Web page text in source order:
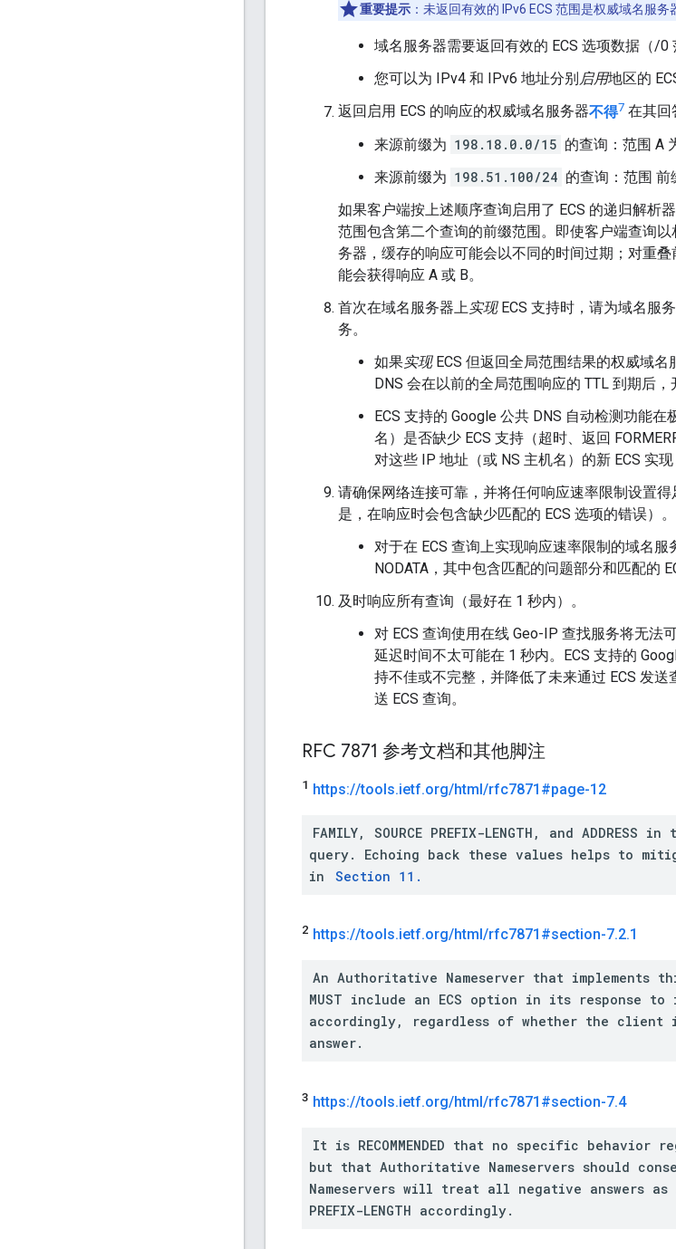
重要提示 ：未返回有效的 IPv6 ECS 范围是权威域名服务
域名服务器需要返回有效的 ECS 选项数据（/
您可以为 IPv4 和 IPv6 地址分别 启用地区的
返回启用 ECS 的响应的权威域名服务器不得7 在其回
来源前缀为 198.18.0.0/15 的查询：范围 A
来源前缀为 198.51.100/24 的查询：范围 前
如果客户端按上述顺序查询启用了 ECS 的递归解析
范围包含第二个查询的前缀范围。即使客户端查询
务器，缓存的响应可能会以不同的时间过期；对重叠
能会获得响应 A 或 B。
首次在域名服务器上实现ECS 支持时，请为域名服
务。
如果实现ECS 但返回全局范围结果的权威域名
DNS 会在以前的全局范围响应的 TTL 到期后，
ECS 支持的 Google 公共 DNS 自动检测功能
名）是否缺少 ECS 支持（超时、返回
对这些 IP 地址（或 NS 主机名）的新 ECS 实
请确保网络连接可靠，并将任何响应速率限制设置
是，在响应时会包含缺少匹配的 ECS 选项的错误）。
对于在 ECS 查询上实现响应速率限制的域名
NODATA，其中包含匹配的问题部分和匹配的
及时响应所有查询（最好在 1 秒内）。
对 ECS 查询使用在线 Geo-IP 查找服务将无法
延迟时间不太可能在 1 秒内。ECS 支持的
持不佳或不完整，并降低了未来通过 ECS 发
送 ECS 查询。
RFC 7871 参考文档和其他脚注
1 https://tools.ietf.org/html/rfc7871#page-12
FAMILY, SOURCE PREFIX-LENGTH, and
query. Echoing back these values helps to
in
Section 11.
2 https://tools.ietf.org/html /rfc7871#section-7.2.1
An Authoritative Nameserver that implements
MUST include an ECS option in its response to
accordingly, regardless of whether the client
answer.
3 https://tools.ietf.org/html/rfc7871#section-7.4
It is RECOMMENDED that no specific behavior
but that Authoritative Nameservers should
Nameservers will treat all negative answers as
PREFIX-LENGTH accordingly.